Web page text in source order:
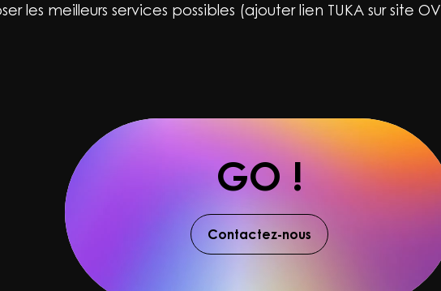
les meilleurs services possibles (ajouter lien TUKA sur site
GO !
Contactez-nous